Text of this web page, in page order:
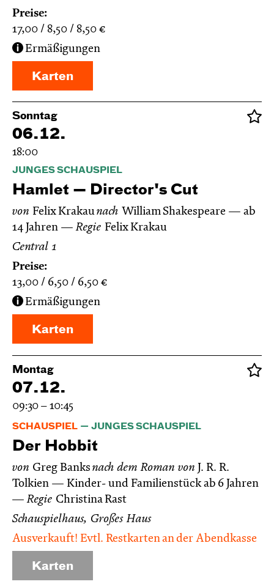
Preise:
17,00
8,50 8,50 €
Ermäßigungen
Karten
Sonntag
06.12.
18:00
JUNGES SCHAUSPIEL
Hamlet — Director's Cut
von Felix Krakaunach William Shakespeare
ab
14 Jahren
Regie Felix Krakau
Central 1
Preise:
13,00
6,50 6,50 €
Ermäßigungen
Karten
Montag
07.12.
09:30 – 10:45
SCHAUSPIEL JUNGES SCHAUSPIEL
Der Hobbit
von Greg Banks nach dem Roman von J. R. R.
Tolkien
Kinder- und Familienstück ab 6 Jahren
Regie Christina Rast
Schauspielhaus, Großes Haus
Ausverkauft! Evtl. Restkarten an der Abendkasse
Karten